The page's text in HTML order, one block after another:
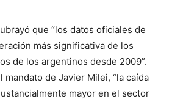
que “los datos oficiales de
más significativa de los
de los argentinos desde 2009”.
mandato de Javier Milei, “la caída
mayor en el sector